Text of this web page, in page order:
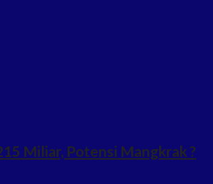
Miliar, Potensi Mangkrak ?